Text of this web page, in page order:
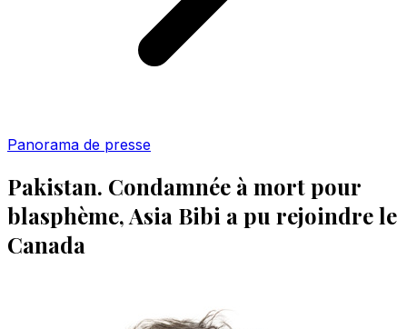
Panorama de presse
Pakistan. Condamnée à mort pour
blasphème, Asia Bibi a pu rejoindre le
Canada